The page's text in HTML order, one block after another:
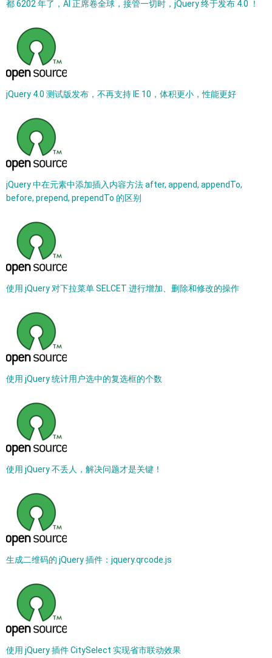
都 6202 年了，AI 正席卷全球，接管一切时，jQuery 终于发布 4.0 ！
jQuery 4.0 测试版发布，不再支持 IE 10，体积更小，性能更好
jQuery 中在元素中添加插入内容方法 after, append, appendTo,
before, prepend, prependTo 的区别
使用 jQuery 对下拉菜单 SELCET 进行增加、删除和修改的操作
使用 jQuery 统计用户选中的复选框的个数
使用 jQuery 不丢人，解决问题才是关键！
生成二维码的 jQuery 插件：jquery.qrcode.js
使用 jQuery 插件 CitySelect 实现省市联动效果